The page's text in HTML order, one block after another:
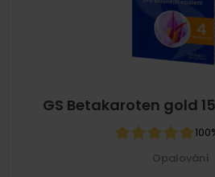
GS Betakaroten gold
Opalování